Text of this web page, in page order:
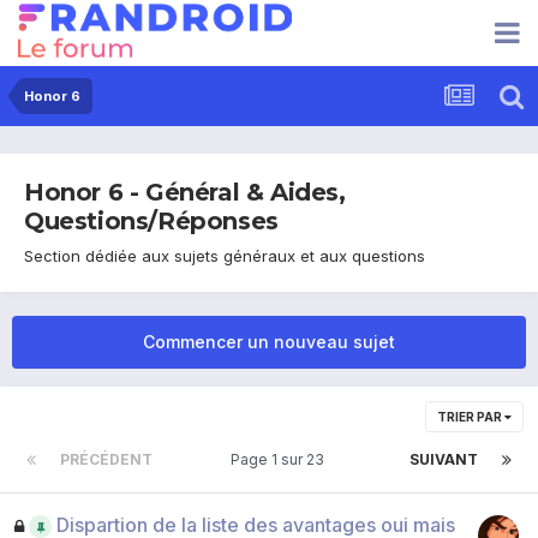
Honor 6
Honor 6 - Général & Aides,
Questions/Réponses
Section dédiée aux sujets généraux et aux questions
Commencer un nouveau sujet
TRIER PAR
PRÉCÉDENT SUIVANT
Page 1 sur 23
Dispartion de la liste des avantages oui mais